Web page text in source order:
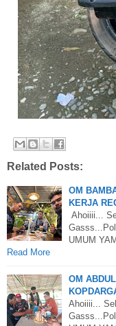
Related Posts:
OM
KERJA
Ahoiiii...
UMUM
Read More
OM
Ahoiiii...